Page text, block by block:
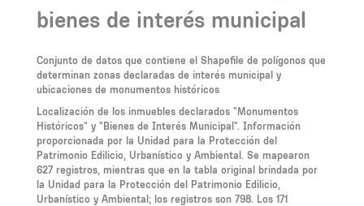
bienes de interés municipal
Conjunto de datos que contiene el Shapefile de polígonos que
determinan zonas declaradas de interés municipal y
ubicaciones de monumentos históricos
Localización de los inmuebles declarados "Monumentos
Históricos" y "Bienes de Interés Municipal". Información
proporcionada por la Unidad para la Protección del
Patrimonio Edilicio, Urbanístico y Ambiental. Se mapearon
627 registros, mientras que en la tabla original brindada por
la Unidad para la Protección del Patrimonio Edilicio,
Urbanístico y Ambiental; los registros son 798. Los 171